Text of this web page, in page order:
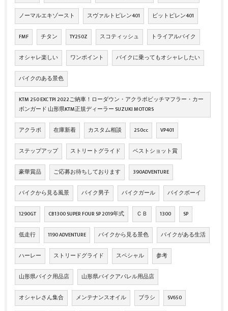
ノーマルエキゾースト スヴァルトピレン401 ビットピレン401
FMF チタン TY250Z スコティッシュ トライアルバイク
オシャレ楽しい ワンポイント バイクに乗ってもオシャレしたい
バイクのある景色
KTM 250 EXC TPI 2022ご納車！ローダウン・アクラポビッチマフラー・カー
ボンガード 山形県KTM正規ディーラー SUZUKI MOTORS
アクラポ 在庫新着 カスタム相談 250cc VP401
ステップアップ ストリートグライド ベストショット賞
豪華賞品 ご応募お待ちしております 390ADVENTURE
バイクから見る風景 バイク男子 バイクガール バイクボーイ
1290GT CB1300 SUPER FOUR SP 2019年式 ＣＢ 1300 SP
低走行 1190 ADVENTURE バイクから見る景色 バイクがある生活
ハーレー ストリードグライド スペシャル 参考
山形県バイク用品店 山形県バイクアパレル用品店
オシャレさん集合 メンテナンスオイル ブラシ SV650